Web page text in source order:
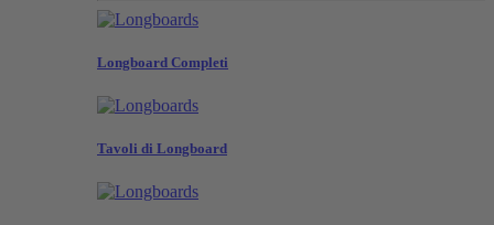
Longboard Completi
Tavoli di Longboard